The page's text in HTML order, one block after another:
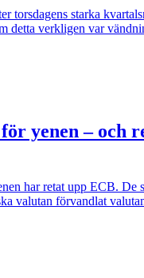
torsdagens starka
detta verkligen var
yenen – och
har retat upp ECB. De
valutan förvandlat